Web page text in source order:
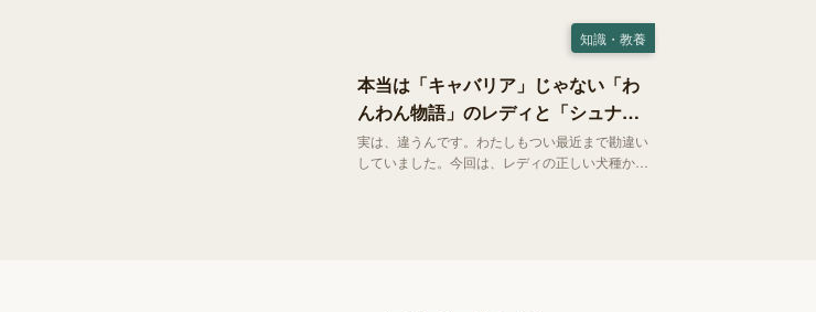
知識・教養
本当は「キャバリア」じゃない「わ
んわん物語」のレディと「シュナ」
じゃないトランプ
実は、違うんです。わたしもつい最近まで勘違い
していました。今回は、レディの正しい犬種から